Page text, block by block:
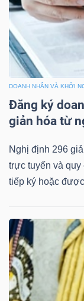
DOANH NHÂN VÀ KHỞI
Đăng ký
giản hóa từ
Nghị định 296
trực tuyến và
tiếp ký hoặc